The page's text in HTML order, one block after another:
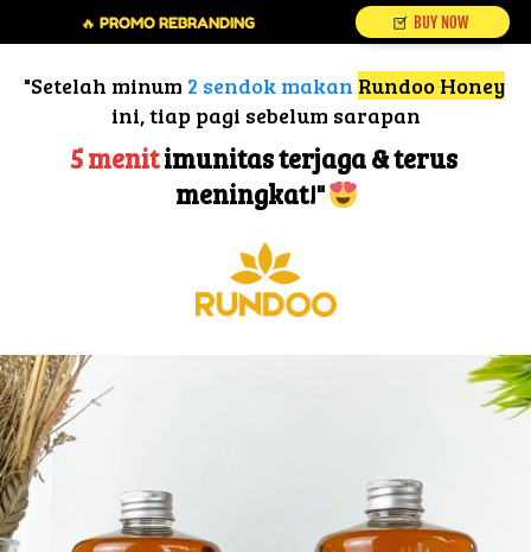
"Setelah minum 2 sendok makan Rundoo Honey
ini, tiap pagi sebelum sarapan
5 menit imunitas terjaga & terus
meningkat!"
`🔥 PROMO REBRANDING ` BUY NOW